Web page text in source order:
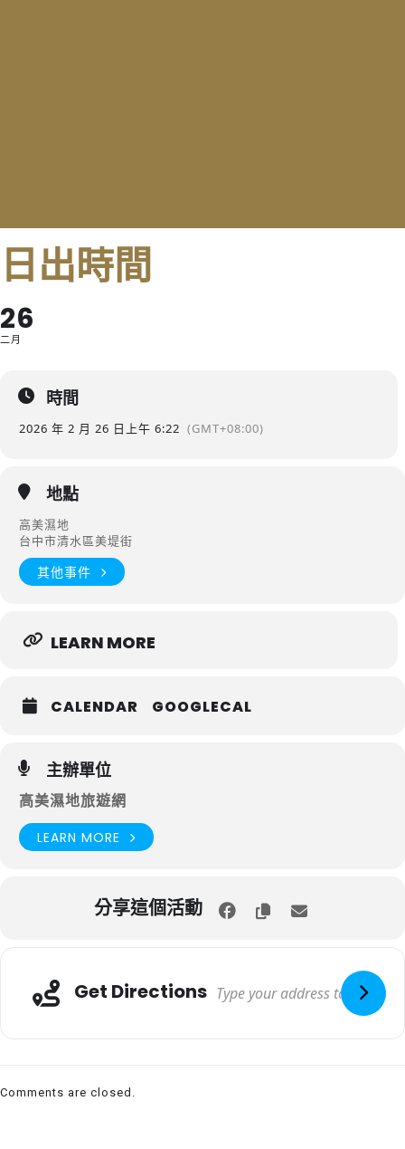
日出時間
26
二月
時間
2026 年 2 月 26 日 上午 6:22 (GMT+08:00)
地點
高美濕地
台中市清水區美堤街
其他事件
LEARN MORE
CALENDAR GOOGLECAL
主辦單位
高美濕地旅遊網
LEARN MORE
分享這個活動
Get Directions
Comments are closed.